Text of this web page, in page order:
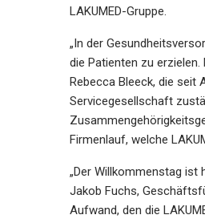
LAKUMED-Gruppe.
„In der
die Patienten zu
Rebecca Bleeck, die seit
Servicegesellschaft
Firmenlauf, welche
„Der Willkommenstag ist
Jakob Fuchs,
Aufwand, den die